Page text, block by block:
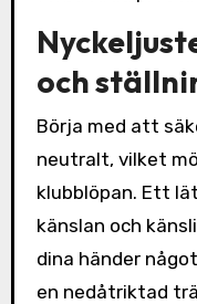
och
Börja med att
neutralt, vilket
klubblöpan. Ett
känslan och
dina händer
en nedåtriktad